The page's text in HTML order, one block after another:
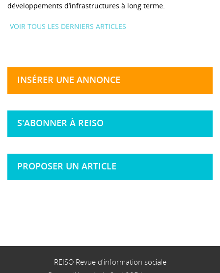
développements d’infrastructures à long terme.
VOIR TOUS LES DERNIERS ARTICLES
INSÉRER UNE ANNONCE
S'ABONNER À REISO
PROPOSER UN ARTICLE
REISO Revue d'information sociale